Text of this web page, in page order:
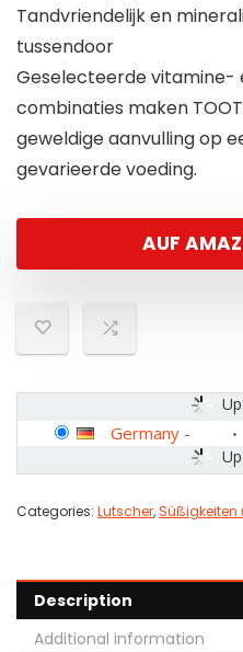
Tandvriendelijk en
tussendoor
Geselecteerde vitamine-
combinaties maken
geweldige aanvulling op
gevarieerde voeding.
AUF
Germany -
Categories: Lutscher,
Description
Additional information